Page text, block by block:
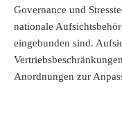
Governance und
nationale
eingebunden sind.
Anordnungen zur